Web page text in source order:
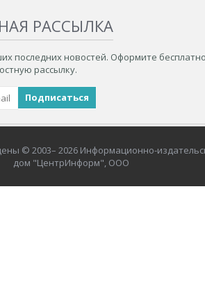
РАССЫЛКА
последних новостей. Оформите
рассылку.
© 2003– 2026 Информационно-
дом "ЦентрИнформ", ООО